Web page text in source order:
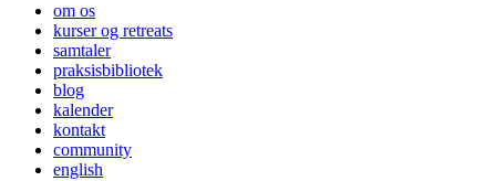
om os
kurser og retreats
samtaler
praksisbibliotek
blog
kalender
kontakt
community
english